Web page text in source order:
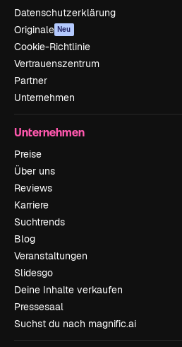
Datenschutzerklärung
Originale Neu
Cookie-Richtlinie
Vertrauenszentrum
Partner
Unternehmen
Unternehmen
Preise
Über uns
Reviews
Karriere
Suchtrends
Blog
Veranstaltungen
Slidesgo
Deine Inhalte verkaufen
Pressesaal
Suchst du nach magnific.ai